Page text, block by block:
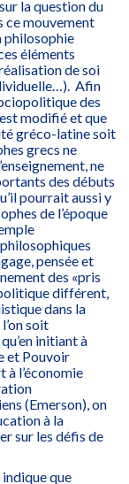
la question du
ce mouvement
philosophie
éléments
de soi
Afin
des
modifié et que
gréco-latine soit
grecs ne
ne
des débuts
pourrait aussi y
de l’époque
pensée et
des «pris
différent,
dans la
soit
initiant à
et Pouvoir
l’économie
(Emerson), on
à la
sur les défis de
que